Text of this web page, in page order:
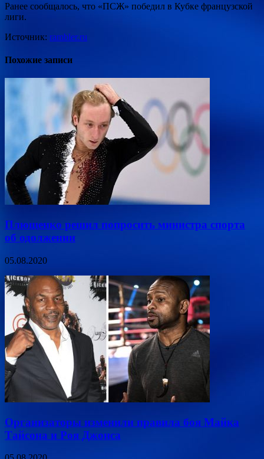
Ранее сообщалось, что «ПСЖ» победил в Кубке французской
лиги.
Источник: rambler.ru
Похожие записи
Плющенко решил попросить министра спорта
об одолжении
05.08.2020
Организаторы изменили правила боя Майка
Тайсона и Роя Джонса